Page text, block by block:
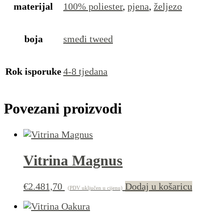
materijal 100% poliester, pjena, željezo
boja smeđi tweed
Rok isporuke4-8 tjedana
Povezani proizvodi
Vitrina Magnus
€2.481,70 (PDV uključen u cijenu) Dodaj u košaricu